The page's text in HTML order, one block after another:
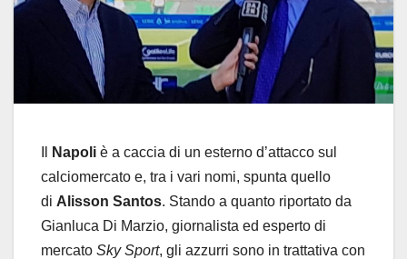
Napoli è a caccia di un esterno d’attacco sul
calciomercato e, tra i vari nomi, spunta quello
di Alisson Santos. Stando a quanto riportato da
Gianluca Di Marzio, giornalista ed esperto di
mercato Sky Sport, gli azzurri sono in trattativa con